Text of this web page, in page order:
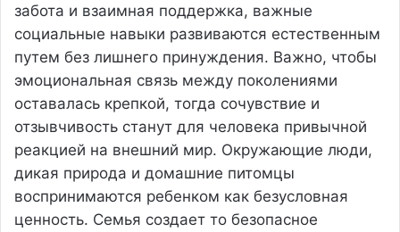
забота и взаимная поддержка, важные
социальные навыки развиваются естественным
путем без лишнего принуждения. Важно, чтобы
эмоциональная связь между поколениями
оставалась крепкой, тогда сочувствие и
отзывчивость станут для человека привычной
реакцией на внешний мир. Окружающие люди,
дикая природа и домашние питомцы
воспринимаются ребенком как безусловная
ценность. Семья создает то безопасное